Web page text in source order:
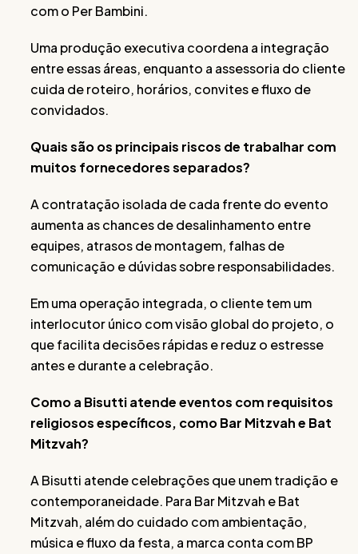
com o Per Bambini.
Uma produção executiva coordena a integração
entre essas áreas, enquanto a assessoria do cliente
cuida de roteiro, horários, convites e fluxo de
convidados.
Quais são os principais riscos de trabalhar com
muitos fornecedores separados?
A contratação isolada de cada frente do evento
aumenta as chances de desalinhamento entre
equipes, atrasos de montagem, falhas de
comunicação e dúvidas sobre responsabilidades.
Em uma operação integrada, o cliente tem um
interlocutor único com visão global do projeto, o
que facilita decisões rápidas e reduz o estresse
antes e durante a celebração.
Como a Bisutti atende eventos com requisitos
religiosos específicos, como Bar Mitzvah e Bat
Mitzvah?
A Bisutti atende celebrações que unem tradição e
contemporaneidade. Para Bar Mitzvah e Bat
Mitzvah, além do cuidado com ambientação,
música e fluxo da festa, a marca conta com BP